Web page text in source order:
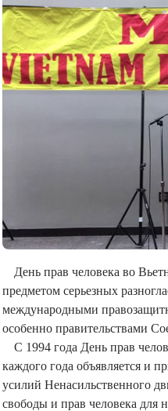
День прав человека во
предметом серьезных
международными
особенно правительствами
С 1994 года День прав
каждого года объявляется и
усилий Ненасильственного
свободы и прав человека для